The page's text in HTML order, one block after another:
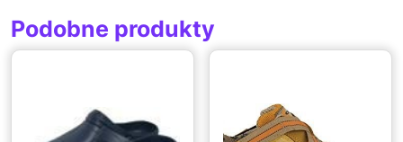
Podobne produkty